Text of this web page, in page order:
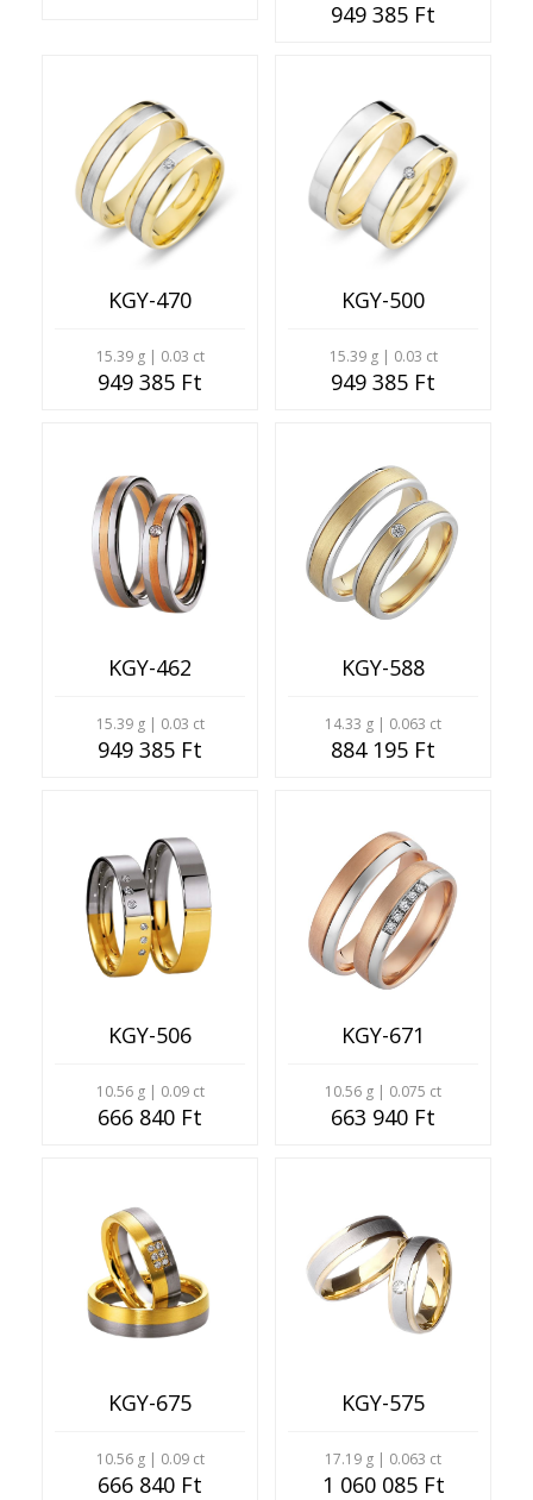
949 385 Ft
KGY-470
15.39 g | 0.03 ct
949 385 Ft
KGY-500
15.39 g | 0.03 ct
949 385 Ft
KGY-462
15.39 g | 0.03 ct
949 385 Ft
KGY-588
14.33 g | 0.063 ct
884 195 Ft
KGY-506
10.56 g | 0.09 ct
666 840 Ft
KGY-671
10.56 g | 0.075 ct
663 940 Ft
KGY-675
10.56 g | 0.09 ct
666 840 Ft
KGY-575
17.19 g | 0.063 ct
1 060 085 Ft